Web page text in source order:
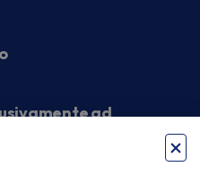
ad